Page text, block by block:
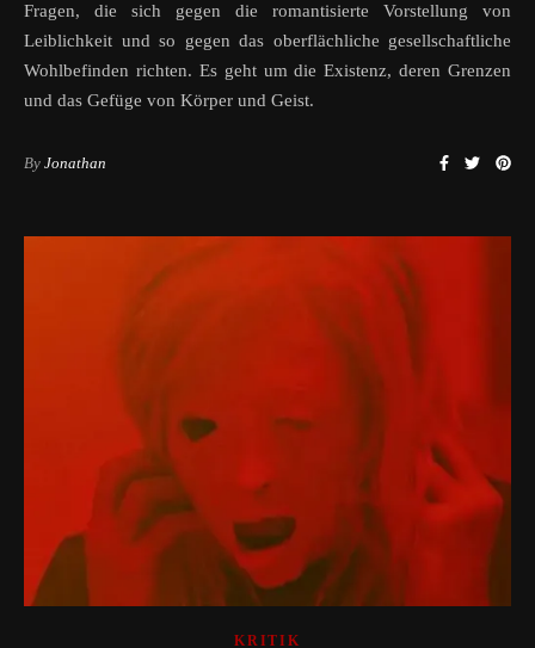
Fragen, die sich gegen die romantisierte Vorstellung von
Leiblichkeit und so gegen das oberflächliche gesellschaftliche
Wohlbefinden richten. Es geht um die Existenz, deren Grenzen
und das Gefüge von Körper und Geist.
By Jonathan
KRITIK